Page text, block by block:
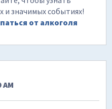
и значимых событиях!
от алкоголя